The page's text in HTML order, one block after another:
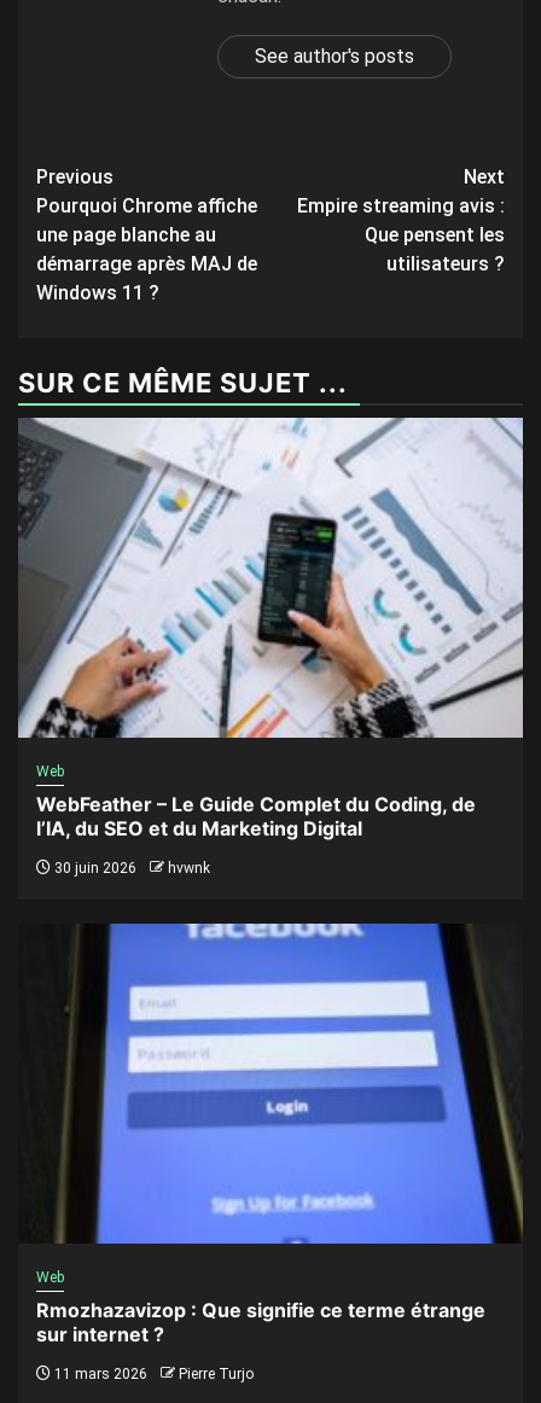
See author's posts
Post
navigation
Previous
Pourquoi Chrome affiche
une page blanche au
démarrage après MAJ de
Windows 11 ?
Next
Empire streaming avis :
Que pensent les
utilisateurs ?
SUR CE MÊME SUJET ...
Web
WebFeather – Le Guide Complet du Coding, de
l’IA, du SEO et du Marketing Digital
30 juin 2026 hvwnk
Web
Rmozhazavizop : Que signifie ce terme étrange
sur internet ?
11 mars 2026 Pierre Turjo